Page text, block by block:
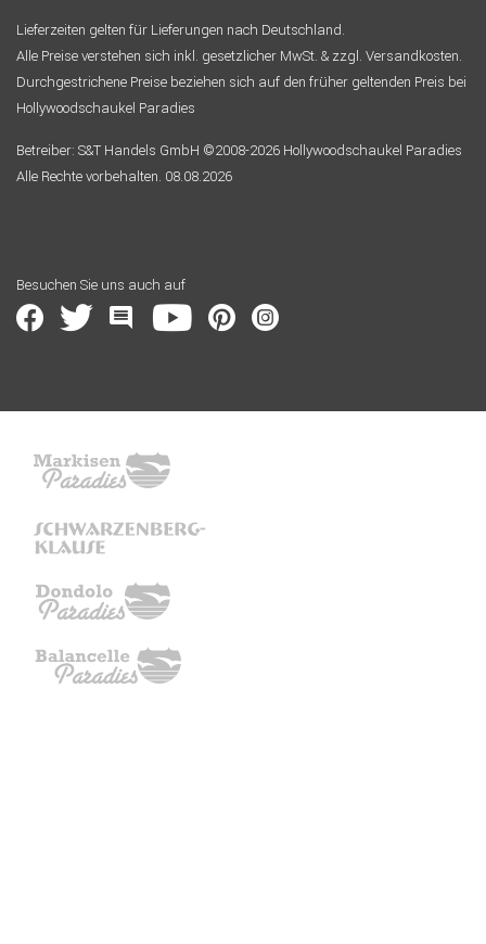
Lieferzeiten gelten für Lieferungen nach Deutschland.
Alle Preise verstehen sich inkl. gesetzlicher MwSt. & zzgl. Versandkosten.
Durchgestrichene Preise beziehen sich auf den früher geltenden Preis bei
Hollywoodschaukel Paradies
Betreiber: S&T Handels GmbH ©2008-2026 Hollywoodschaukel Paradies
Alle Rechte vorbehalten. 08.08.2026
Besuchen Sie uns auch auf